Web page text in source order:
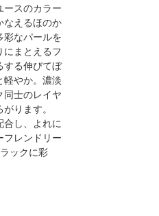
ースのカラー
なえるほのか
彩なパールを
にまとえるフ
する伸びてぼ
軽やか。濃淡
同士のレイヤ
ります。
合し、よれに
フレンドリー
ックに彩